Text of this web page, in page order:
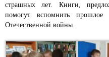
страшных лет. Книги,
помогут вспомнить
Отечественной войны.